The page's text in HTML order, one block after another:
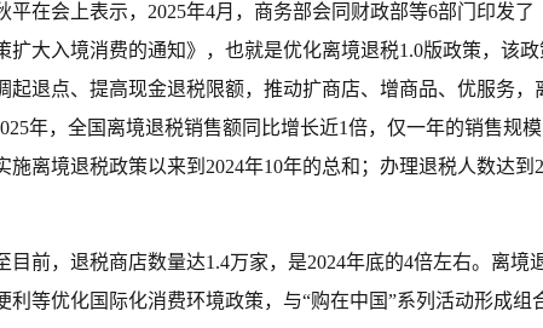
平在会上表示，2025年4月，商务部会同财政部等6部门印发了
扩大入境消费的通知》，也就是优化离境退税1.0版政策，该
起退点、提高现金退税限额，推动扩商店、增商品、优服务，
年，全国离境退税销售额同比增长近1倍，仅一年的销售规
施离境退税政策以来到2024年10年的总和；办理退税人数达到
目前，退税商店数量达1.4万家，是2024年底的4倍左右。离境
利等优化国际化消费环境政策，与“购在中国”系列活动形成组